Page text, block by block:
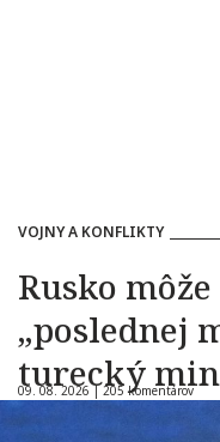
VOJNY A KONFLIKTY
Rusko
„poslednej
turecký
09. 08. 2026 |205 komentárov